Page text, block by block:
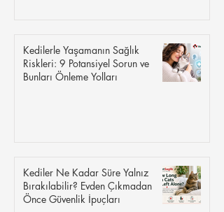
Kedilerle Yaşamanın Sağlık
Riskleri: 9 Potansiyel Sorun ve
Bunları Önleme Yolları
Kediler Ne Kadar Süre Yalnız
Bırakılabilir? Evden Çıkmadan
Önce Güvenlik İpuçları